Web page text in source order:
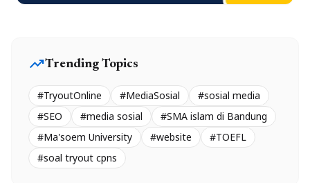
trending_upTrending Topics
#TryoutOnline #MediaSosial
#sosial media
#SEO
#media sosial
#SMA islam di Bandung
#Ma'soem University
#website
#TOEFL
#soal tryout cpns